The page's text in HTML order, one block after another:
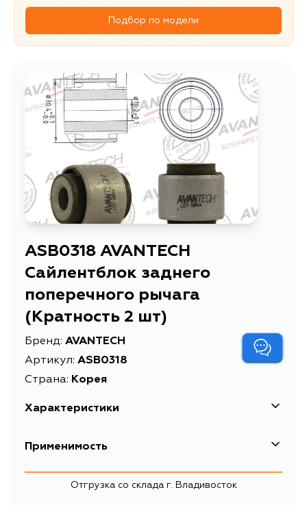
Подбор по модели
ASB0318 AVANTECH
Сайлентблок заднего
поперечного рычага
(Кратность 2 шт)
Бренд: AVANTECH
Артикул: ASB0318
Страна: Корея
Характеристики
EAN-13
Длина упаковки, мм
Применимость
HondaОтгрузка со склада г. Владивосток